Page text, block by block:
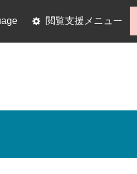
閲覧支援メニュー